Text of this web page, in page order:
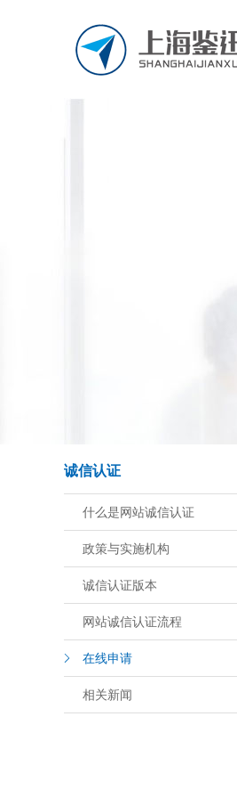
诚信认证
什么是网站诚信认证
政策与实施机构
诚信认证版本
网站诚信认证流程
在线申请
相关新闻